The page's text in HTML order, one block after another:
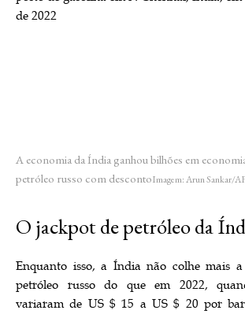
A economia da Índia ganhou bilhões em
petróleo russo com descontoImagem: Arun Sankar/
O jackpot de petróleo da
Enquanto isso, a Índia não colhe mais
petróleo russo do que em 2022,
variaram de US $ 15 a US $ 20 por